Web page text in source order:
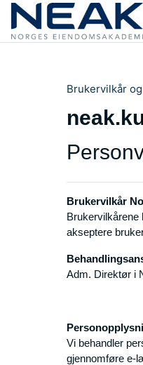
Gå til hovedinnhold
Brukervilkår
Brukervilkår
Brukervilkårene
akseptere
Adm. Direktør i
Vi behandler
gjennomføre e-